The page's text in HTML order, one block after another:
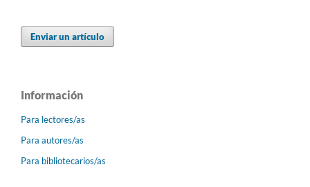
Enviar un artículo
Información
Para lectores/as
Para autores/as
Para bibliotecarios/as